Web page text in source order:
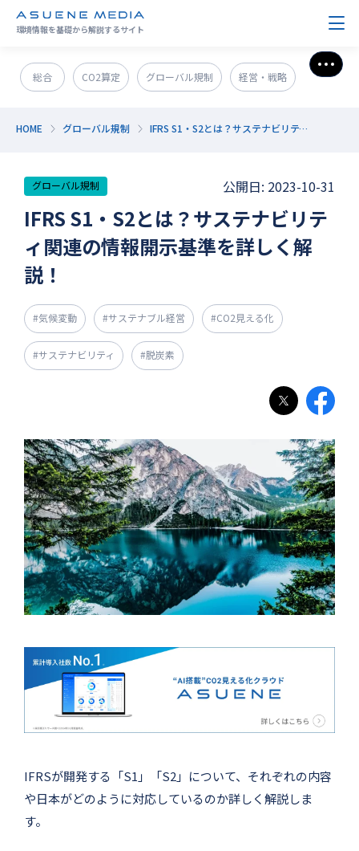
環境情報を基礎から解説するサイト
総合 CO2算定 グローバル規制 経営・戦略
CO2削減 GX人材・スキル その他
さら
HOME グローバル規制 IFRS S1・S2とは？サステナビリティ関連の情報開示基準を詳しく解説！
グローバル規制 公開日: 2023-10-31
IFRS S1・S2とは？サステナビリテ
ィ関連の情報開示基準を詳しく解
説！
#気候変動 #サステナブル経営 #CO2見える化
#サステナビリティ #脱炭素
IFRSが開発する「S1」「S2」について、それぞれの内容
や日本がどのように対応しているのか詳しく解説しま
す。